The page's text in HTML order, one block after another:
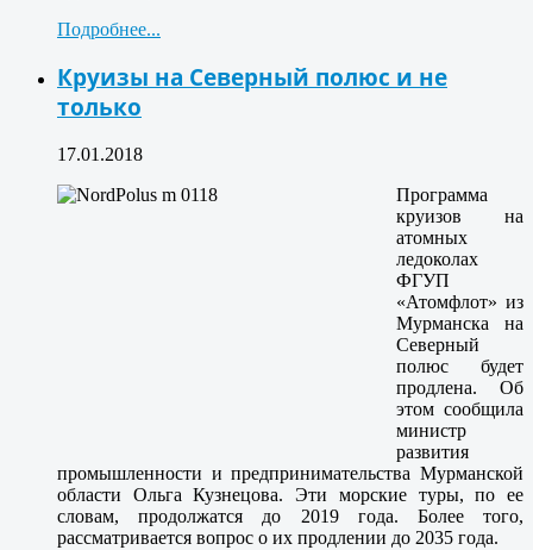
Подробнее...
Круизы на Северный полюс и не
только
17.01.2018
Программа
круизов на
атомных
ледоколах
ФГУП
«Атомфлот» из
Мурманска на
Северный
полюс будет
продлена. Об
этом сообщила
министр
развития
промышленности и предпринимательства Мурманской
области Ольга Кузнецова. Эти морские туры, по ее
словам, продолжатся до 2019 года. Более того,
рассматривается вопрос о их продлении до 2035 года.